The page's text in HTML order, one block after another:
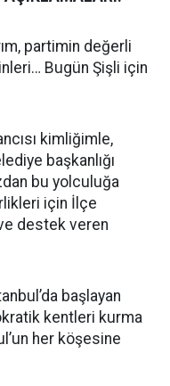
partimin değerli
Bugün Şişli için
kimliğimle,
başkanlığı
bu yolculuğa
için İlçe
destek veren
başlayan
kentleri kurma
her köşesine